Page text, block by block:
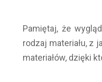
Pamiętaj, że
rodzaj materiału, z
materiałów, dzięki